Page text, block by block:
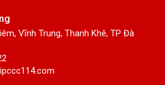
Vĩnh Trung, Thanh Khê, TP Đà